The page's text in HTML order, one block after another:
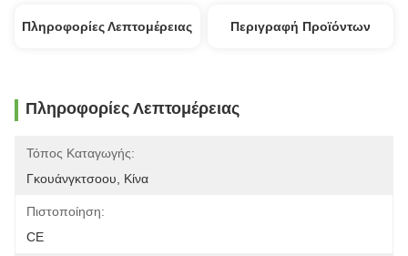
Πληροφορίες Λεπτομέρειας Περιγραφή Προϊόντων
Πληροφορίες Λεπτομέρειας
Τόπος Καταγωγής:
Γκουάνγκτσοου, Κίνα
Πιστοποίηση:
CE